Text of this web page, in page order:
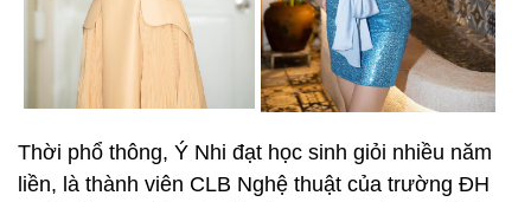
Thời phổ thông, Ý Nhi đạt học sinh giỏi nhiều năm
liền, là thành viên CLB Nghệ thuật của trường ĐH